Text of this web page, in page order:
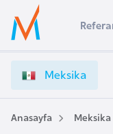
Ülke Seçimi
Başvuru yapmak
Üye
Girişi
e
s
i
k
Meksika
Anasayfa Meksika
s
t
r
a